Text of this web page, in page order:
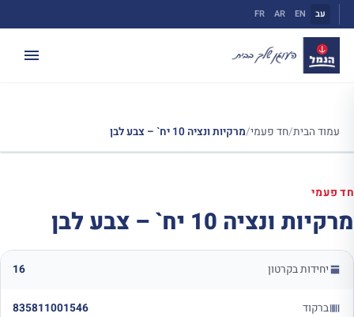
לתוכן
עב EN
AR
FR
עמוד הבית/חד פעמי/מרקיות ונציה 10 יח` – צבע לבן
חד פעמי
מרקיות ונציה 10 יח` – צבע לבן
יחידות בקרטון 16
ברקוד 835811001546